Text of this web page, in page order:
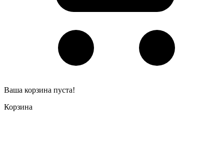
Ваша корзина пуста!
Корзина